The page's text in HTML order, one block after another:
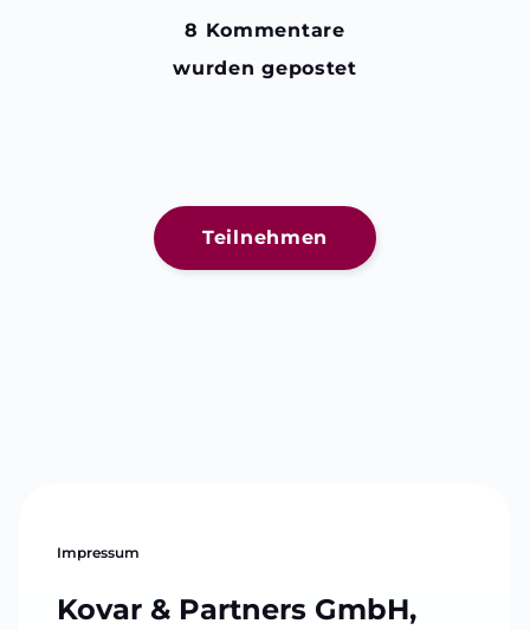
8 Kommentare
wurden gepostet
Teilnehmen
Impressum
Kovar & Partners GmbH,